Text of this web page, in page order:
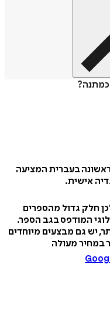
בעברית המציעה
אישית.
חלק גדול מהספרים
המודפס בגב הספר.
יש גם מבצעים מיוחדים
במחיר מעולה